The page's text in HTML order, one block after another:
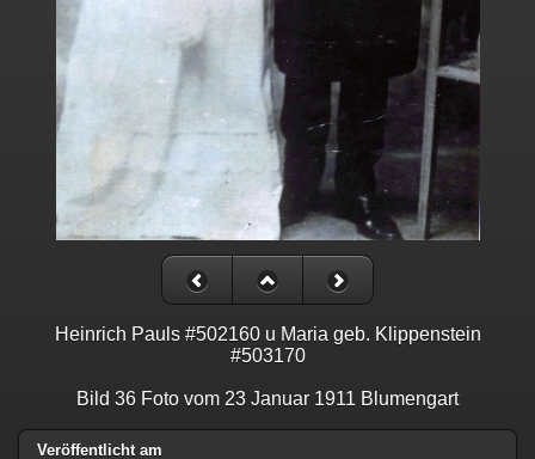
Heinrich Pauls #502160 u Maria geb. Klippenstein
#503170
Bild 36 Foto vom 23 Januar 1911 Blumengart
Veröffentlicht am